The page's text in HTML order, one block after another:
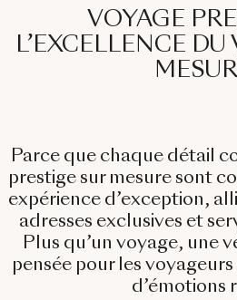
Maldives
Seychelles
Bali & Indonésie
Cambodge
VOYAGE
L’EXCELLENCE
Parce que chaque détail
prestige sur mesuresont
expérience d’exception,
adresses exclusives et
Plus qu’un voyage, une
pensée pour les
d’émotions